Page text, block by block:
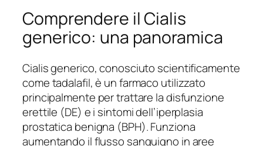
Comprendere il Cialis
generico: una panoramica
Cialis generico, conosciuto scientificamente
come tadalafil, è un farmaco utilizzato
principalmente per trattare la disfunzione
erettile (DE) e i sintomi dell’iperplasia
prostatica benigna (BPH). Funziona
aumentando il flusso sanguigno in aree